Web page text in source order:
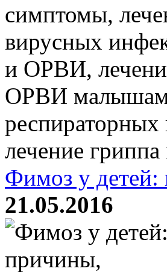
вирусных
и ОРВИ,
ОРВИ малышам?
лечение
Фимоз у
21.05.2016